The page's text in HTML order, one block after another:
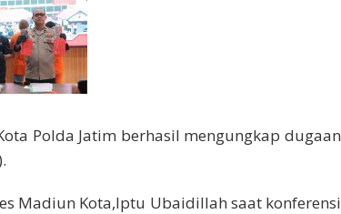
Polda Jatim berhasil mengungkap dugaan
Madiun Kota,Iptu Ubaidillah saat konferensi